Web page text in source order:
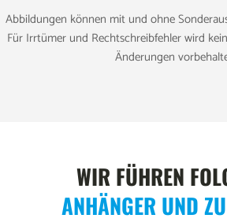
Abbildungen können mit und ohne
Für Irrtümer und Rechtschreibfehler wird
Änderungen
WIR FÜHREN
ANHÄNGER UND